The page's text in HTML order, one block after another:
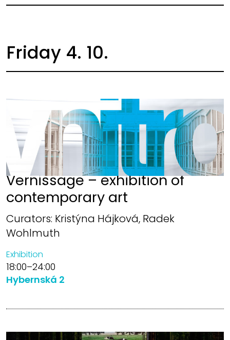
Friday 4. 10.
Vernissage – exhibition of
contemporary art
Curators: Kristýna Hájková, Radek
Wohlmuth
Exhibition
18:00–24:00
Hybernská 2